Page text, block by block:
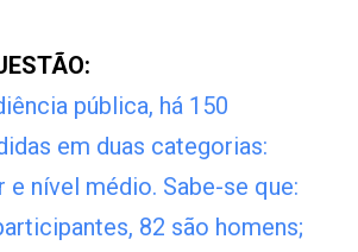
pública, há 150
em duas categorias:
e nível médio. Sabe-se que:
82 são homens;